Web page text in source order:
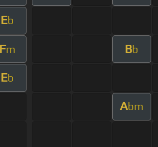
Eb
Fm Bb
Eb
Abm